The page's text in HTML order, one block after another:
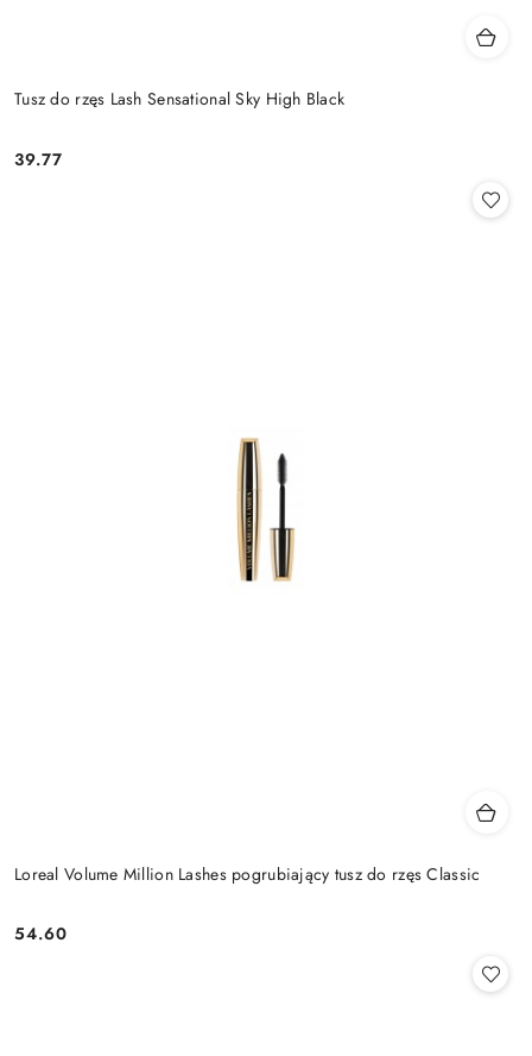
Tusz do rzęs Lash Sensational Sky High Black
Cena:
39.77
Loreal Volume Million Lashes pogrubiający tusz do rzęs Classic
Cena:
54.60